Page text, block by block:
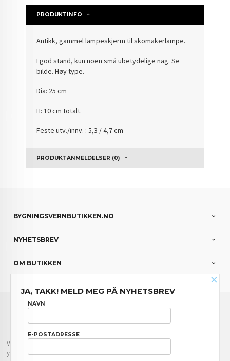
PRODUKTINFO
Antikk, gammel lampeskjerm til skomakerlampe.
I god stand, kun noen små ubetydelige nag. Se
bilde. Høy type.
Dia: 25 cm
H: 10 cm totalt.
Feste utv./innv. : 5,3 / 4,7 cm
PRODUKTANMELDELSER (0)
BYGNINGSVERNBUTIKKEN.NO
NYHETSBREV
OM BUTIKKEN
FRAKT
Vår nettbutikk bruker cookies slik at du får en bedre kjøpsopplevelse og vi kan
yte deg bedre service. Vi bruker cookies hovedsaklig til å lagre
×
JA, TAKK! MELD MEG PÅ NYHETSBREV
NAVN
E-POSTADRESSE